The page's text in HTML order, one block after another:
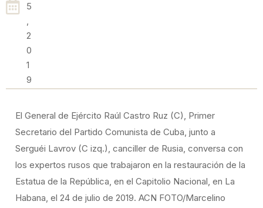
5
,
2
0
1
9
El General de Ejército Raúl Castro Ruz (C), Primer
Secretario del Partido Comunista de Cuba, junto a
Serguéi Lavrov (C izq.), canciller de Rusia, conversa con
los expertos rusos que trabajaron en la restauración de la
Estatua de la República, en el Capitolio Nacional, en La
Habana, el 24 de julio de 2019. ACN FOTO/Marcelino